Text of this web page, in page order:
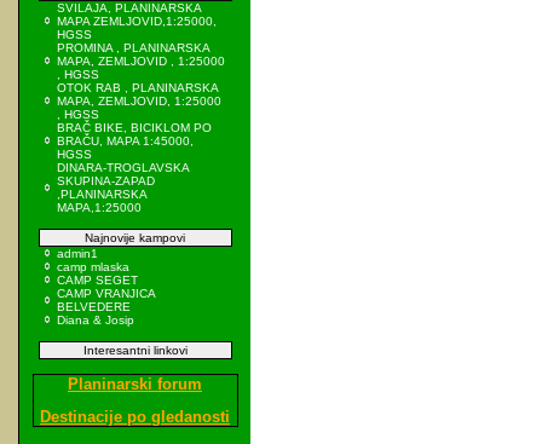
SVILAJA, PLANINARSKA
MAPA ZEMLJOVID,1:25000,
HGSS
PROMINA , PLANINARSKA
MAPA, ZEMLJOVID , 1:25000
, HGSS
OTOK RAB , PLANINARSKA
MAPA, ZEMLJOVID, 1:25000
, HGSS
BRAČ BIKE, BICIKLOM PO
BRAČU, MAPA 1:45000,
HGSS
DINARA-TROGLAVSKA
SKUPINA-ZAPAD
,PLANINARSKA
MAPA,1:25000
Najnovije kampovi
admin1
camp mlaska
CAMP SEGET
CAMP VRANJICA
BELVEDERE
Diana & Josip
Interesantni linkovi
Planinarski forum
Destinacije po gledanosti